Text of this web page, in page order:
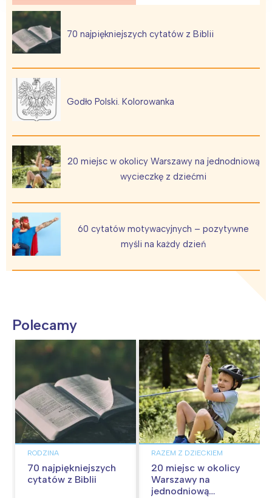
70 najpiękniejszych cytatów z Biblii
Godło Polski. Kolorowanka
20 miejsc w okolicy Warszawy na jednodniową
wycieczkę z dziećmi
60 cytatów motywacyjnych – pozytywne
myśli na każdy dzień
Polecamy
RODZINA
70 najpiękniejszych
cytatów z Biblii
RAZEM Z DZIECKIEM
20 miejsc w okolicy
Warszawy na
jednodniową